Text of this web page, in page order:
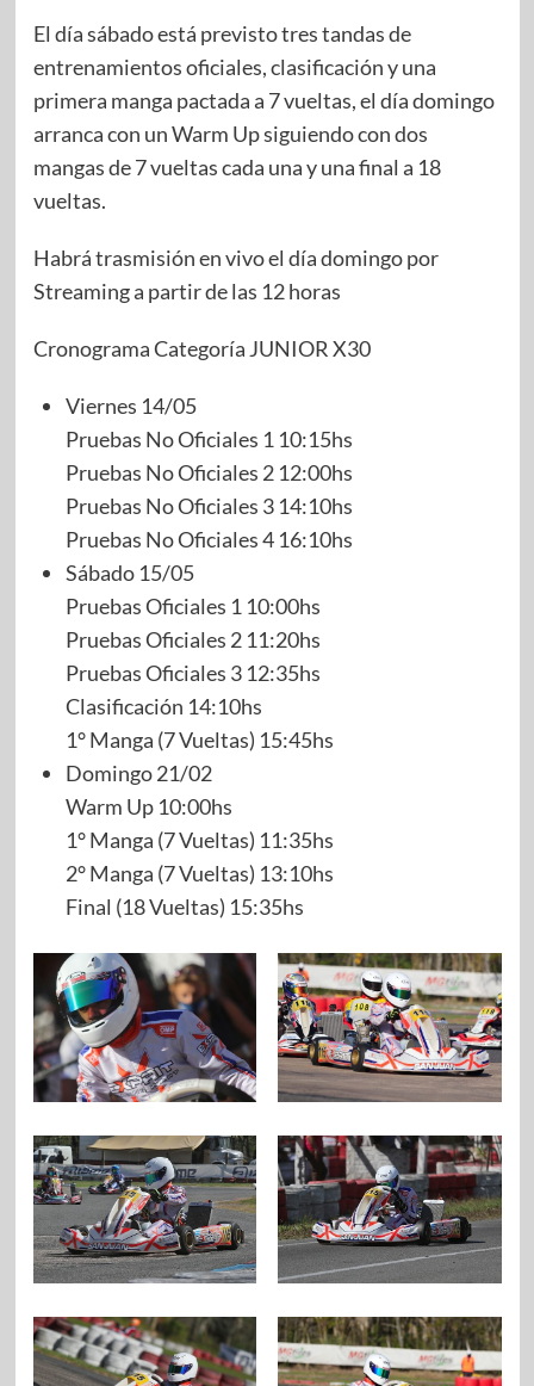
El día sábado está previsto tres tandas de
entrenamientos oficiales, clasificación y una
primera manga pactada a 7 vueltas, el día domingo
arranca con un Warm Up siguiendo con dos
mangas de 7 vueltas cada una y una final a 18
vueltas.
Habrá trasmisión en vivo el día domingo por
Streaming a partir de las 12 horas
Cronograma Categoría JUNIOR X30
Viernes 14/05
Pruebas No Oficiales 1 10:15hs
Pruebas No Oficiales 2 12:00hs
Pruebas No Oficiales 3 14:10hs
Pruebas No Oficiales 4 16:10hs
Sábado 15/05
Pruebas Oficiales 1 10:00hs
Pruebas Oficiales 2 11:20hs
Pruebas Oficiales 3 12:35hs
Clasificación 14:10hs
1° Manga (7 Vueltas) 15:45hs
Domingo 21/02
Warm Up 10:00hs
1° Manga (7 Vueltas) 11:35hs
2° Manga (7 Vueltas) 13:10hs
Final (18 Vueltas) 15:35hs